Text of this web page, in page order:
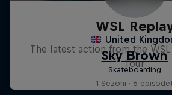
WSL
The latest action from the
Tour
1 Sezoni · 6